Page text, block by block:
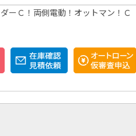
ーＣ！両側電動！オットマン！Ｃ